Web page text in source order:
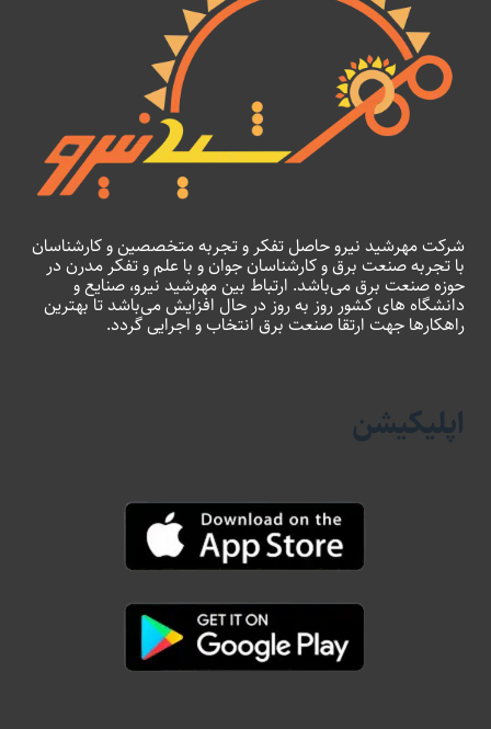
شرکت مهرشید نیرو حاصل تفکر و تجربه متخصصین و کارشناسان
با تجربه صنعت برق و کارشناسان جوان و با علم و تفکر مدرن در
حوزه صنعت برق می‌باشد. ارتباط بین مهرشید نیرو، صنایع و
دانشگاه های کشور روز به روز در حال افزایش می‌باشد تا بهترین
راهکارها جهت ارتقا صنعت برق انتخاب و اجرایی گردد.
اپلیکیشن